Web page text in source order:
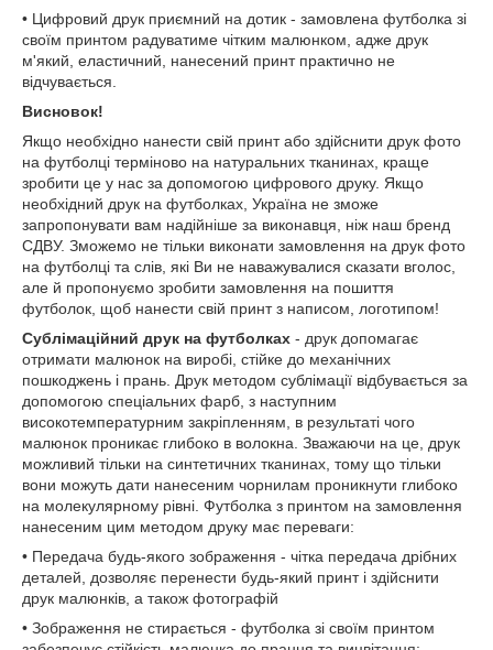
• Цифровий друк приємний на дотик - замовлена футболка зі
своїм принтом радуватиме чітким малюнком, адже друк
м'який, еластичний, нанесений принт практично не
відчувається.
Висновок!
Якщо необхідно нанести свій принт або здійснити друк фото
на футболці терміново на натуральних тканинах, краще
зробити це у нас за допомогою цифрового друку. Якщо
необхідний друк на футболках, Україна не зможе
запропонувати вам надійніше за виконавця, ніж наш бренд
СДВУ. Зможемо не тільки виконати замовлення на друк фото
на футболці та слів, які Ви не наважувалися сказати вголос,
але й пропонуємо зробити замовлення на пошиття
футболок, щоб нанести свій принт з написом, логотипом!
Сублімаційний друк на футболках - друк допомагає
отримати малюнок на виробі, стійке до механічних
пошкоджень і прань. Друк методом сублімації відбувається за
допомогою спеціальних фарб, з наступним
високотемпературним закріпленням, в результаті чого
малюнок проникає глибоко в волокна. Зважаючи на це, друк
можливий тільки на синтетичних тканинах, тому що тільки
вони можуть дати нанесеним чорнилам проникнути глибоко
на молекулярному рівні. Футболка з принтом на замовлення
нанесеним цим методом друку має переваги:
• Передача будь-якого зображення - чітка передача дрібних
деталей, дозволяє перенести будь-який принт і здійснити
друк малюнків, а також фотографій
• Зображення не стирається - футболка зі своїм принтом